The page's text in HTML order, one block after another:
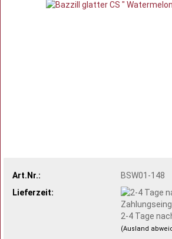
Art.Nr.:
BSW01-148
Lieferzeit:
2-4 Tage
(Ausland